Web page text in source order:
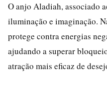
O anjo Aladiah, associado
iluminação e imaginação.
protege contra energias
ajudando a superar
atração mais eficaz de